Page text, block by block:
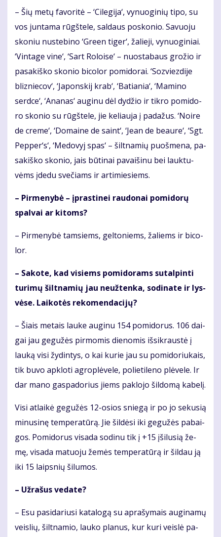
– Šių me­tų fa­vo­ri­tė – ‘Ci­le­gi­ja‘, vy­nuo­gi­nių ti­po, su
vos jun­ta­ma rūgš­te­le, sal­daus po­sko­nio. Sa­vuo­ju
sko­niu nu­ste­bi­no ‘Gre­en ti­ger‘, ža­lie­ji, vy­nuo­gi­niai.
‘Vin­ta­ge vi­ne‘, ‘Sart Ro­loi­se‘ – nuo­sta­baus gro­žio ir
pa­sa­kiš­ko sko­nio bi­co­lor po­mi­do­rai. ‘Soz­viez­di­je
bliz­nie­cov‘, ‘Ja­pons­kij krab‘, ‘Ba­tia­nia‘, ‘Ma­mi­no
serd­ce‘, ‘Ana­nas‘ au­gi­nu dėl dy­džio ir tik­ro po­mi­do­
ro sko­nio su rūgš­te­le, jie ke­liau­ja į pa­da­žus. ‘Noi­re
de cre­me‘, ‘Do­mai­ne de saint‘, ‘Je­an de be­au­re‘, ‘Sgt.
Pep­per‘s‘, ‘Me­do­vyj spas‘ – šilt­na­mių puoš­me­na, pa­
sa­kiš­ko sko­nio, jais bū­ti­nai pa­vai­ši­nu bei lauk­tu­
vėms įde­du sve­čiams ir ar­ti­mie­siems.
– Pir­me­ny­bė – įpras­ti­nei rau­do­nai po­mi­do­rų
spal­vai ar ki­toms?
– Pir­me­ny­bė tam­siems, gel­to­niems, ža­liems ir bi­co­
lor.
– Sa­ko­te, kad vi­siems po­mi­do­rams su­tal­pin­ti
tu­ri­mų šilt­na­mių jau ne­už­ten­ka, so­di­na­te ir lys­
vė­se. Lai­ko­tės re­ko­men­da­ci­jų?
– Šiais me­tais lau­ke au­gi­nu 154 po­mi­do­rus. 106 dai­
gai jau ge­gu­žės pir­mo­mis die­no­mis iš­si­kraus­tė į
lau­ką vi­si žy­din­tys, o kai ku­rie jau su po­mi­do­riu­kais,
tik bu­vo ap­klo­ti ag­rop­lė­ve­le, po­lie­ti­le­no plė­ve­le. Ir
dar ma­no gas­pa­do­rius jiems pa­klo­jo šil­do­mą ka­be­lį.
Vi­si at­lai­kė ge­gu­žės 12-osios snie­gą ir po jo se­ku­sią
mi­nu­si­nę tem­pe­ra­tū­rą. Jie šil­dė­si iki ge­gu­žės pa­bai­
gos. Po­mi­do­rus vi­sa­da so­di­nu tik į +15 įši­lu­sią že­
mę, vi­sa­da ma­tuo­ju že­mės tem­pe­ra­tū­rą ir šil­dau ją
iki 15 laips­nių ši­lu­mos.
– Už­ra­šus ve­da­te?
– Esu pa­si­da­riu­si ka­ta­lo­gą su ap­ra­šy­mais au­gi­na­mų
veis­lių, šilt­na­mio, lau­ko pla­nus, kur ku­ri veis­lė pa­